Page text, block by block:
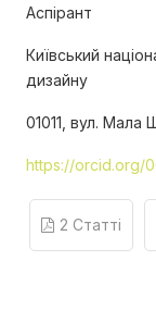
Аспірант
Київський
дизайну
01011, вул. Мала
https://orcid.org/
2 Статті